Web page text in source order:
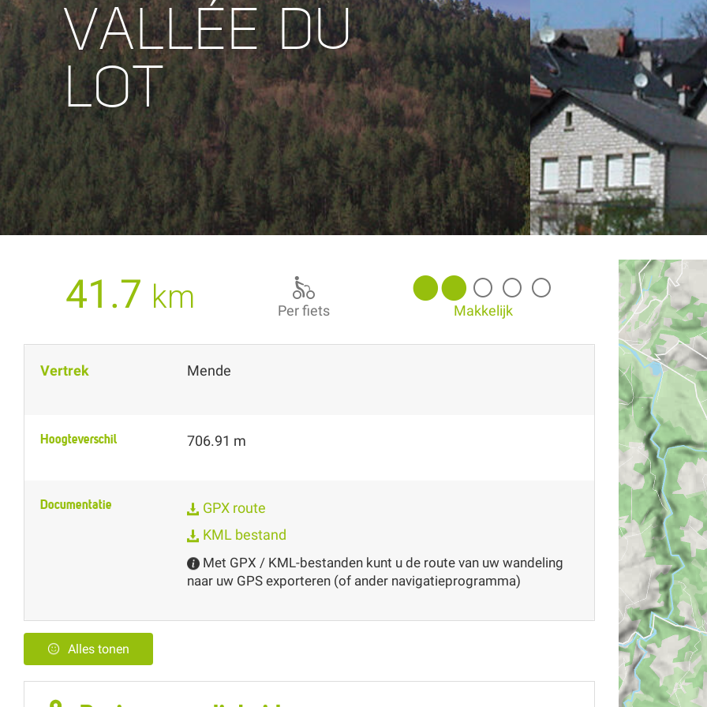
VALLÉE DU
LOT
41.7 km Per fiets Makkelijk
Vertrek Mende
Hoogteverschil 706.91 m
Documentatie
GPX route
KML bestand
Met GPX / KML-bestanden kunt u de route van uw wandeling
naar uw GPS exporteren (of ander navigatieprogramma)
Alles tonen